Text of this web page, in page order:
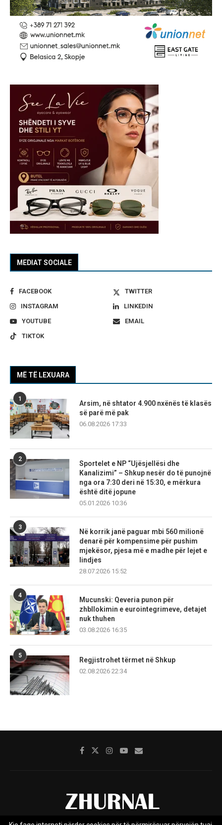
MEDIAT SOCIALE
FACEBOOK
TWITTER
INSTAGRAM
LINKEDIN
YOUTUBE
EMAIL
TIKTOK
MË TË LEXUARA
1
Arsim, në shtator 4.900 nxënës të klasës
së parë më pak
06.08.2026 17:33
2
Sportelet e NP “Ujësjellësi dhe
Kanalizimi” – Shkup nesër do të punojnë
nga ora 7:30 deri në 15:30, e mërkura
është ditë jopune
05.01.2026 10:36
3
Në korrik janë paguar mbi 560 milionë
denarë për kompensime për pushim
mjekësor, pjesa më e madhe për lejet e
lindjes
28.07.2026 15:52
4
Mucunski: Qeveria punon për
zhbllokimin e eurointegrimeve, detajet
nuk thuhen
03.08.2026 16:35
5
Regjistrohet tërmet në Shkup
02.08.2026 22:34